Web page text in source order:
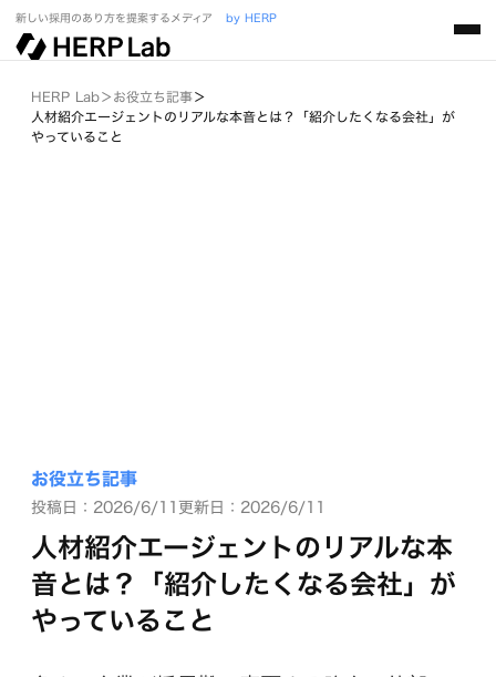
新しい採用のあり方を提案するメディア by HERP
HERP Lab＞お役立ち記事＞
人材紹介エージェントのリアルな本音とは？「紹介したくなる会社」が
やっていること
お役立ち記事
投稿日：2026/6/11更新日：2026/6/11
人材紹介エージェントのリアルな本
音とは？「紹介したくなる会社」が
やっていること